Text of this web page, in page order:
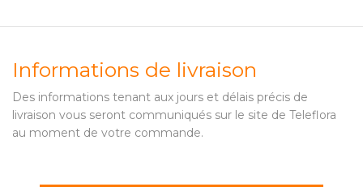
Informations de livraison
Des informations tenant aux jours et délais précis de
livraison vous seront communiqués sur le site de Teleflora
au moment de votre commande.